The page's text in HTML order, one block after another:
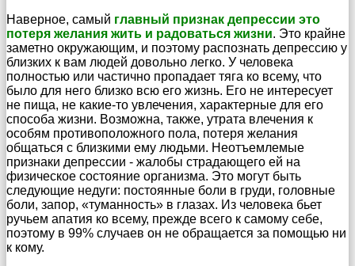
Наверное, самый главный признак депрессии это
потеря желания жить и радоваться жизни. Это крайне
заметно окружающим, и поэтому распознать депрессию у
близких к вам людей довольно легко. У человека
полностью или частично пропадает тяга ко всему, что
было для него близко всю его жизнь. Его не интересует
не пища, не какие-то увлечения, характерные для его
способа жизни. Возможна, также, утрата влечения к
особям противоположного пола, потеря желания
общаться с близкими ему людьми. Неотъемлемые
признаки депрессии - жалобы страдающего ей на
физическое состояние организма. Это могут быть
следующие недуги: постоянные боли в груди, головные
боли, запор, «туманность» в глазах. Из человека бьет
ручьем апатия ко всему, прежде всего к самому себе,
поэтому в 99% случаев он не обращается за помощью ни
к кому.